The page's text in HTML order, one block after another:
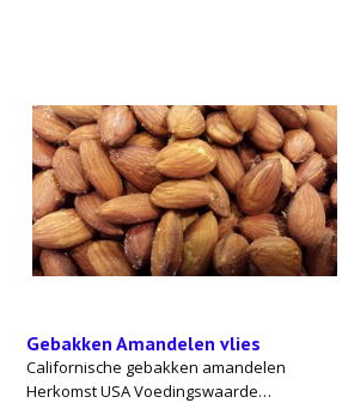
Gebakken Amandelen vlies
Californische gebakken amandelen
Herkomst USA Voedingswaarde…